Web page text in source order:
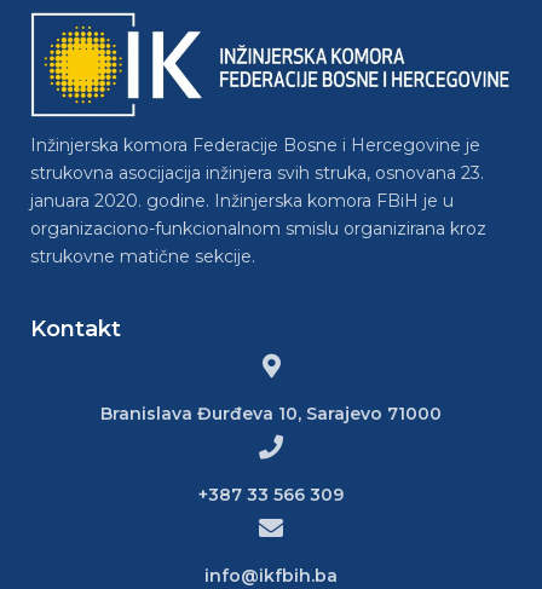
Inžinjerska komora Federacije Bosne i Hercegovine je
strukovna asocijacija inžinjera svih struka, osnovana 23.
januara 2020. godine. Inžinjerska komora FBiH je u
organizaciono-funkcionalnom smislu organizirana kroz
strukovne matične sekcije.
Kontakt
Branislava Đurđeva 10, Sarajevo 71000
+387 33 566 309
info@ikfbih.ba